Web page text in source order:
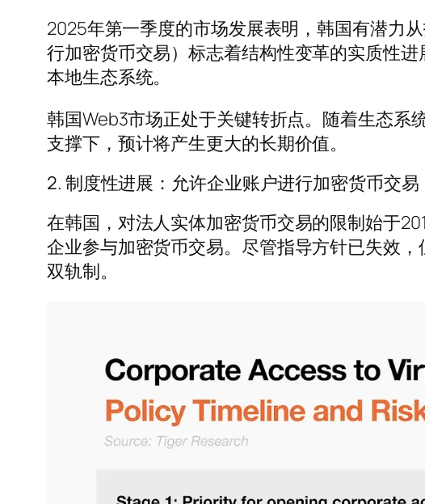
2025年第一季度的市场发展表明，韩国有潜力
行加密货币交易）标志着结构性变革的实质性
本地生态系统。
韩国Web3市场正处于关键转折点。随着生态系
支撑下，预计将产生更大的长期价值。
2. 制度性进展：允许企业账户进行加密货币交易
在韩国，对法人实体加密货币交易的限制始于
企业参与加密货币交易。尽管指导方针已失效
双轨制。